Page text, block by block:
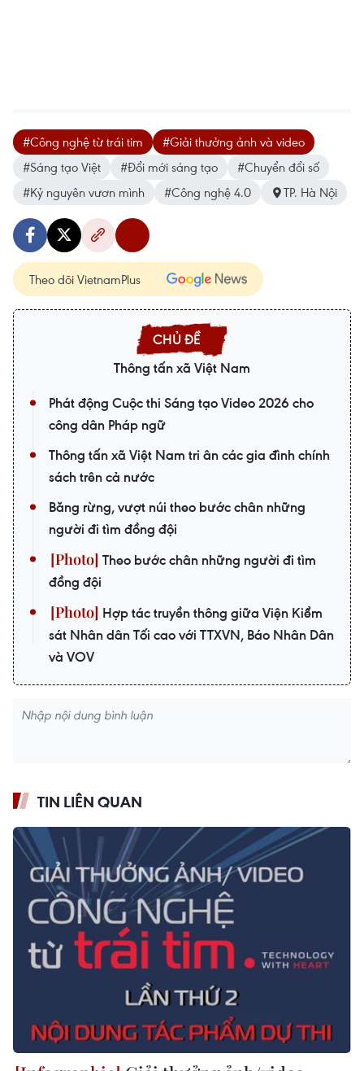
#Công nghệ từ trái tim
#Giải thưởng ảnh và video
#Sáng tạo Việt
#Đổi mới sáng tạo
#Chuyển đổi số
#Kỷ nguyên vươn mình
#Công nghệ 4.0 TP. Hà Nội
Theo dõi VietnamPlus
Thông tấn xã Việt Nam
Phát động Cuộc thi Sáng tạo Video 2026 cho
công dân Pháp ngữ
Thông tấn xã Việt Nam tri ân các gia đình chính
sách trên cả nước
Băng rừng, vượt núi theo bước chân những
người đi tìm đồng đội
Theo bước chân những người đi tìm
đồng đội
Hợp tác truyền thông giữa Viện Kiểm
sát Nhân dân Tối cao với TTXVN, Báo Nhân Dân
và VOV
TIN LIÊN QUAN